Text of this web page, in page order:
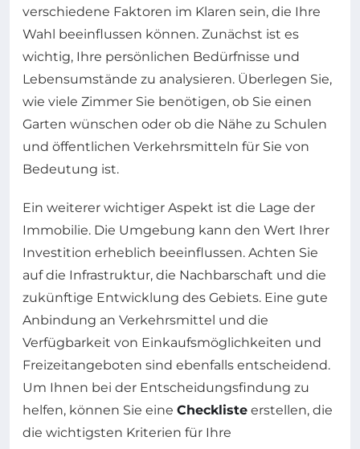
verschiedene Faktoren im Klaren sein, die Ihre
Wahl beeinflussen können. Zunächst ist es
wichtig, Ihre persönlichen Bedürfnisse und
Lebensumstände zu analysieren. Überlegen Sie,
wie viele Zimmer Sie benötigen, ob Sie einen
Garten wünschen oder ob die Nähe zu Schulen
und öffentlichen Verkehrsmitteln für Sie von
Bedeutung ist.
Ein weiterer wichtiger Aspekt ist die Lage der
Immobilie. Die Umgebung kann den Wert Ihrer
Investition erheblich beeinflussen. Achten Sie
auf die Infrastruktur, die Nachbarschaft und die
zukünftige Entwicklung des Gebiets. Eine gute
Anbindung an Verkehrsmittel und die
Verfügbarkeit von Einkaufsmöglichkeiten und
Freizeitangeboten sind ebenfalls entscheidend.
Um Ihnen bei der Entscheidungsfindung zu
helfen, können Sie eine Checkliste erstellen, die
die wichtigsten Kriterien für Ihre